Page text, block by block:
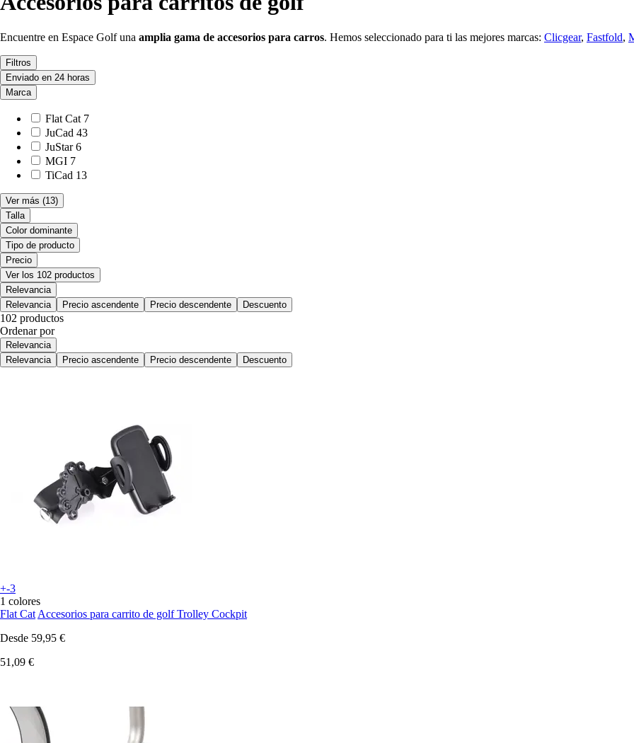
Encuentre en Espace Golf una amplia gama de accesorios para carros. Hemos seleccionado para ti las mejores marcas: Clicgear, Fastfold,
Filtros
Enviado en 24 horas
Marca
Flat Cat 7
JuCad 43
JuStar 6
MGI 7
TiCad 13
Ver más (13)
Talla
Color dominante
Tipo de producto
Precio
Ver los 102 productos
Relevancia
Relevancia
Precio ascendente Precio descendente Descuento
102 productos
Ordenar por
Relevancia
Relevancia
Precio ascendente Precio descendente Descuento
+-3
1 colores
Flat Cat Accesorios para carrito de golf Trolley Cockpit
Desde 59,95 €
51,09 €